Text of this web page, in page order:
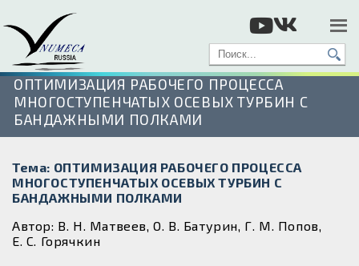
ОПТИМИЗАЦИЯ РАБОЧЕГО ПРОЦЕССА
МНОГОСТУПЕНЧАТЫХ ОСЕВЫХ ТУРБИН С
БАНДАЖНЫМИ ПОЛКАМИ
Тема: ОПТИМИЗАЦИЯ РАБОЧЕГО ПРОЦЕССА
МНОГОСТУПЕНЧАТЫХ ОСЕВЫХ ТУРБИН С
БАНДАЖНЫМИ ПОЛКАМИ
Автор: В. Н. Матвеев, О. В. Батурин, Г. М. Попов,
Е. С. Горячкин